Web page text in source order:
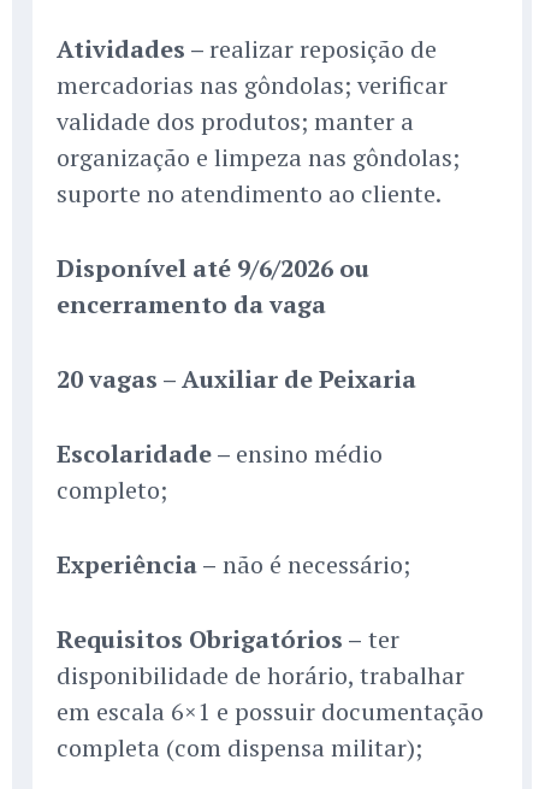
Atividades –realizar reposição de
mercadorias nas gôndolas; verificar
validade dos produtos; manter a
organização e limpeza nas gôndolas;
suporte no atendimento ao cliente.
Disponível até 9/6/2026 ou
encerramento da vaga
20 vagas – Auxiliar de Peixaria
Escolaridade – ensino médio
completo;
Experiência – não é necessário;
Requisitos Obrigatórios – ter
disponibilidade de horário, trabalhar
em escala 6×1 e possuir documentação
completa (com dispensa militar);